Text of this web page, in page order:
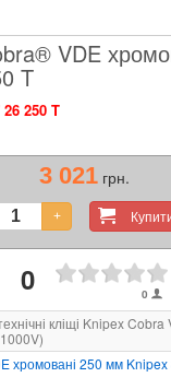
VDE
T
26 250 T
3 021грн.
+
0 0
кліщі Knipex
хромовані 250 мм